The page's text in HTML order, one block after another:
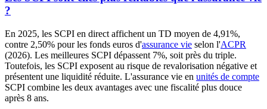
?
En 2025, les SCPI en direct affichent un TD moyen de 4,91%,
contre 2,50% pour les fonds euros d'assurance vie selon l'ACPR
(2026). Les meilleures SCPI dépassent 7%, soit près du triple.
Toutefois, les SCPI exposent au risque de revalorisation négative et
présentent une liquidité réduite. L'assurance vie en unités de compte
SCPI combine les deux avantages avec une fiscalité plus douce
après 8 ans.